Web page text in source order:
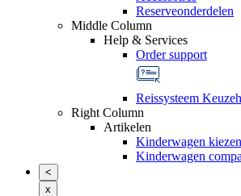
Reserveonderdelen
Middle Column
Help & Services
Order support
Reissysteem
Right Column
Artikelen
Kinderwagen
Kinderwagen
<
x